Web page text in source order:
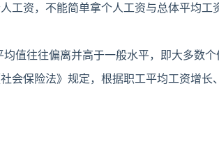
工资，不能简单拿个人工资与总体平均工
值往往偏离并高于一般水平，即大多数
会保险法》规定，根据职工平均工资增长